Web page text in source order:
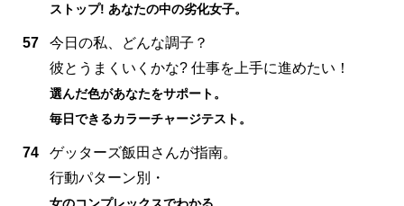
ストップ! あなたの中の劣化女子。
57
今日の私、どんな調子？
彼とうまくいくかな? 仕事を上手に進めたい！
選んだ色があなたをサポート。
毎日できるカラーチャージテスト。
74
ゲッターズ飯田さんが指南。
行動パターン別・
女のコンプレックスでわかる